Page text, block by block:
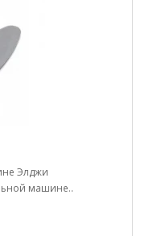
Элджи
машине..